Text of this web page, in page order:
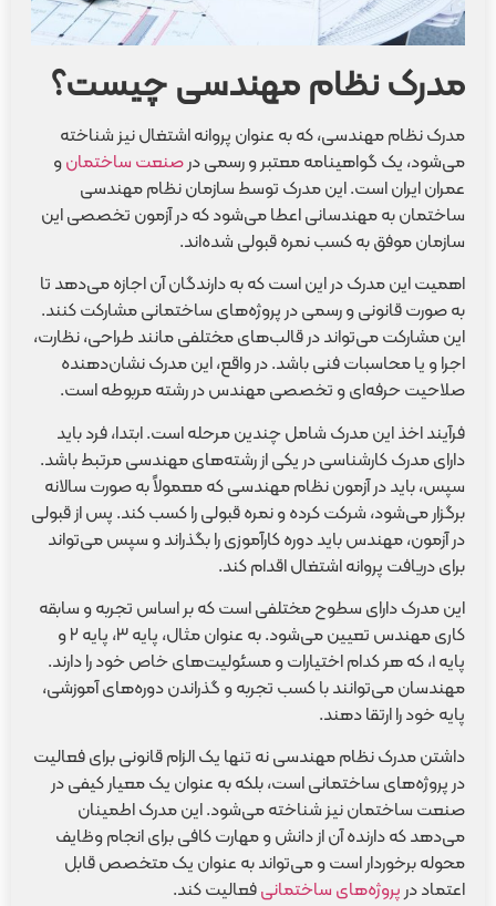
مدرک نظام مهندسی چیست؟
مدرک نظام مهندسی، که به عنوان پروانه اشتغال نیز شناخته
می‌شود، یک گواهینامه معتبر و رسمی درصنعت ساختمانو
عمران ایران است. این مدرک توسط سازمان نظام مهندسی
ساختمان به مهندسانی اعطا می‌شود که در آزمون تخصصی این
سازمان موفق به کسب نمره قبولی شده‌اند.
اهمیت این مدرک در این است که به دارندگان آن اجازه می‌دهد تا
به صورت قانونی و رسمی در پروژه‌های ساختمانی مشارکت کنند.
این مشارکت می‌تواند در قالب‌های مختلفی مانند طراحی، نظارت،
اجرا و یا محاسبات فنی باشد. در واقع، این مدرک نشان‌دهنده
صلاحیت حرفه‌ای و تخصصی مهندس در رشته مربوطه است.
فرآیند اخذ این مدرک شامل چندین مرحله است. ابتدا، فرد باید
دارای مدرک کارشناسی در یکی از رشته‌های مهندسی مرتبط باشد.
سپس، باید در آزمون نظام مهندسی که معمولاً به صورت سالانه
برگزار می‌شود، شرکت کرده و نمره قبولی را کسب کند. پس از قبولی
در آزمون، مهندس باید دوره کارآموزی را بگذراند و سپس می‌تواند
برای دریافت پروانه اشتغال اقدام کند.
این مدرک دارای سطوح مختلفی است که بر اساس تجربه و سابقه
کاری مهندس تعیین می‌شود. به عنوان مثال، پایه ۳، پایه ۲ و
پایه ۱، که هر کدام اختیارات و مسئولیت‌های خاص خود را دارند.
مهندسان می‌توانند با کسب تجربه و گذراندن دوره‌های آموزشی،
پایه خود را ارتقا دهند.
داشتن مدرک نظام مهندسی نه تنها یک الزام قانونی برای فعالیت
در پروژه‌های ساختمانی است، بلکه به عنوان یک معیار کیفی در
صنعت ساختمان نیز شناخته می‌شود. این مدرک اطمینان
می‌دهد که دارنده آن از دانش و مهارت کافی برای انجام وظایف
محوله برخوردار است و می‌تواند به عنوان یک متخصص قابل
اعتماد درپروژه‌های ساختمانیفعالیت کند.